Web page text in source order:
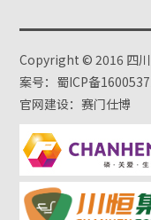
Copyright © 2016 四
案号：蜀ICP备
官网建设：赛门仕博